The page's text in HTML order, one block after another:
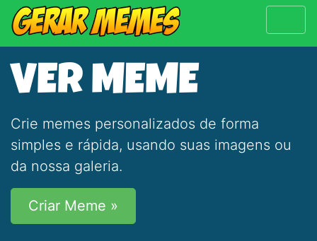
VER MEME
Crie memes personalizados de forma
simples e rápida, usando suas imagens ou
da nossa galeria.
Criar Meme »